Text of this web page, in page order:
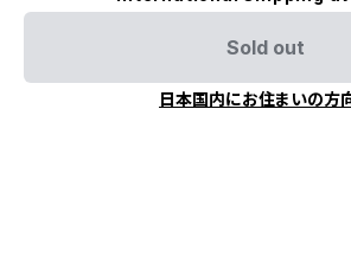
Sold out
日本国内にお住まいの方